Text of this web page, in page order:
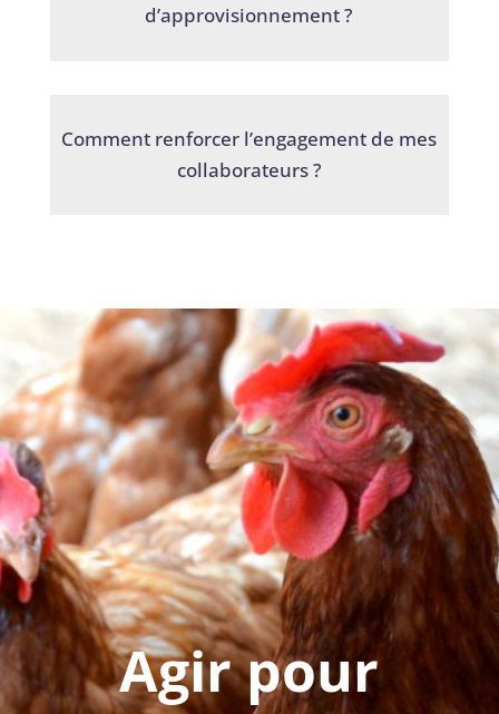
d’approvisionnement ?
Comment renforcer l’engagement de mes
collaborateurs ?
Agir pour